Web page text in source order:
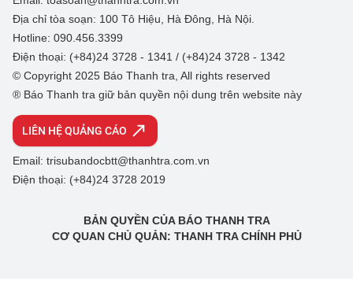
Địa chỉ tòa soạn: 100 Tô Hiệu, Hà Đông, Hà Nội.
Hotline: 090.456.3399
Điện thoại: (+84)24 3728 - 1341 / (+84)24 3728 - 1342
© Copyright 2025 Báo Thanh tra, All rights reserved
® Báo Thanh tra giữ bản quyền nội dung trên website này
LIÊN HỆ QUẢNG CÁO
Email: trisubandocbtt@thanhtra.com.vn
Điện thoại: (+84)24 3728 2019
BẢN QUYỀN CỦA BÁO THANH TRA
CƠ QUAN CHỦ QUẢN: THANH TRA CHÍNH PHỦ